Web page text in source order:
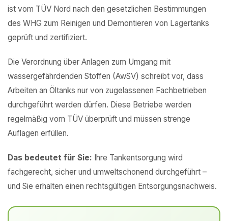
ist vom TÜV Nord nach den gesetzlichen Bestimmungen
des WHG zum Reinigen und Demontieren von Lagertanks
geprüft und zertifiziert.
Die Verordnung über Anlagen zum Umgang mit
wassergefährdenden Stoffen (AwSV) schreibt vor, dass
Arbeiten an Öltanks nur von zugelassenen Fachbetrieben
durchgeführt werden dürfen. Diese Betriebe werden
regelmäßig vom TÜV überprüft und müssen strenge
Auflagen erfüllen.
Das bedeutet für Sie: Ihre Tankentsorgung wird
fachgerecht, sicher und umweltschonend durchgeführt –
und Sie erhalten einen rechtsgültigen Entsorgungsnachweis.